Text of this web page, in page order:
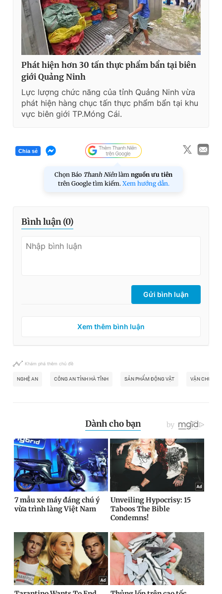
Phát hiện hơn 30 tấn thực phẩm bẩn tại biên
giới Quảng Ninh
Lực lượng chức năng của tỉnh Quảng Ninh vừa
phát hiện hàng chục tấn thực phẩm bẩn tại khu
vực biên giới TP.Móng Cái.
Chia sẻ
Chọn Báo Thanh Niên làm nguồn ưu tiên
trên Google tìm kiếm. Xem hướng dẫn.
Bình luận (0)
Gửi bình luận
Xem thêm bình luận
Khám phá thêm chủ đề
NGHỆ AN CÔNG AN TỈNH HÀ TĨNH SẢN PHẨM ĐỘNG VẬT VẬN CHUYỂN